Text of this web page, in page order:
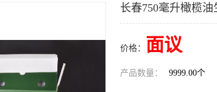
长春750毫升橄榄
价格： 面议
产品数量： 9999.00个